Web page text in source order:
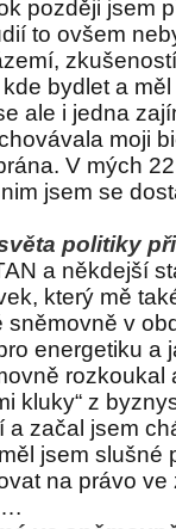
později jsem
to ovšem
bydlet a
ale i jedna
moji
V mých
jsem se
politiky
a někdejší
který mě
v
energetiku a
rozkoukal
kluky“ z
začal jsem
jsem slušné
na právo ve